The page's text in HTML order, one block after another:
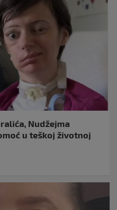
Nudžejma
u teškoj životnoj